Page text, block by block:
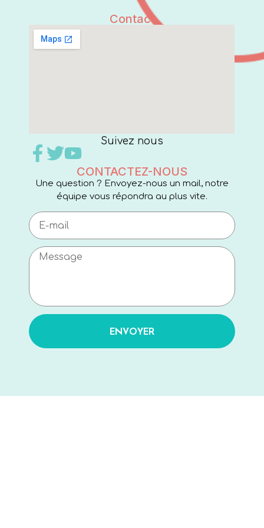
Contact
Suivez nous
CONTACTEZ-NOUS
Une question ? Envoyez-nous un mail, notre
équipe vous répondra au plus vite.
ENVOYER